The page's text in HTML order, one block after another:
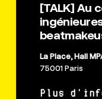
[TALK] Au
La Place, Hall
75001 Paris
Plus